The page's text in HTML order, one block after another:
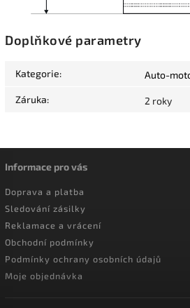
Doplňkové parametry
Kategorie: Auto-
Záruka: 2 roky
Informace pro vás
Doprava a platba
Sledování zásilky
Reklamace a vrácení
Obchodní podmínky
Podmínky ochrany osobních údajů
Moje objednávka